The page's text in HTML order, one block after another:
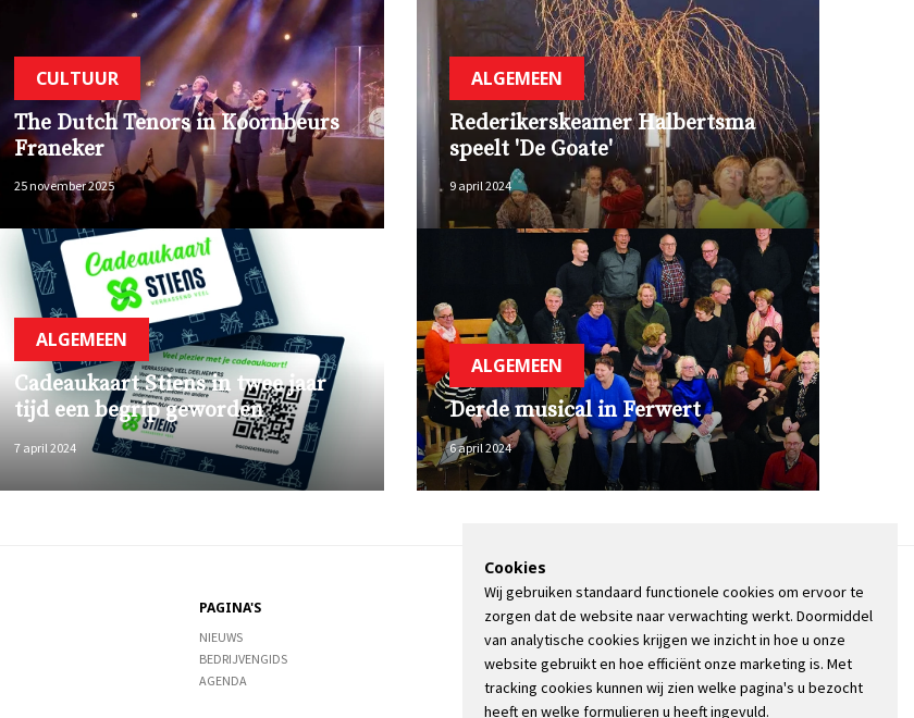
CULTUUR
The Dutch Tenors in Koornbeurs
Franeker
25 november 2025
ALGEMEEN
Rederikerskeamer Halbertsma
speelt 'De Goate'
9 april 2024
ALGEMEEN
Cadeaukaart Stiens in twee jaar
tijd een begrip geworden
7 april 2024
ALGEMEEN
Derde musical in Ferwert
6 april 2024
PAGINA'S
NIEUWS
BEDRIJVENGIDS
AGENDA
OVER DE STIENSER
CONTACT
ADVERTEREN
INFORMATIE
Cookies
Wij gebruiken standaard functionele cookies om ervoor te
zorgen dat de website naar verwachting werkt. Doormiddel
van analytische cookies krijgen we inzicht in hoe u onze
website gebruikt en hoe efficiënt onze marketing is. Met
tracking cookies kunnen wij zien welke pagina's u bezocht
heeft en welke formulieren u heeft ingevuld.